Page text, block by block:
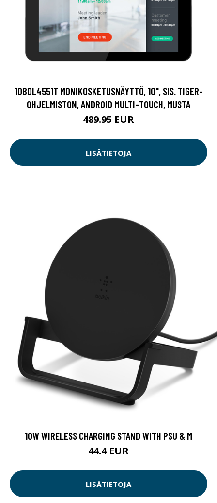
10BDL4551T MONIKOSKETUSNÄYTTÖ, 10", SIS. TIGER-
OHJELMISTON, ANDROID MULTI-TOUCH, MUSTA
489.95 EUR
LISÄTIETOJA
10W WIRELESS CHARGING STAND WITH PSU & M
44.4 EUR
LISÄTIETOJA